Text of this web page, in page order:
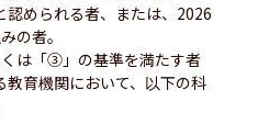
認められる者、または、2026
の者。
は「③」の基準を満たす者
育機関において、以下の科